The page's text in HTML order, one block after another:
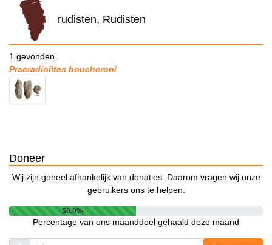
rudisten, Rudisten
1 gevonden.
Praeradiolites boucheroni
Doneer
Wij zijn geheel afhankelijk van donaties. Daarom vragen wij onze
gebruikers ons te helpen.
50.0%
Percentage van ons maanddoel gehaald deze maand